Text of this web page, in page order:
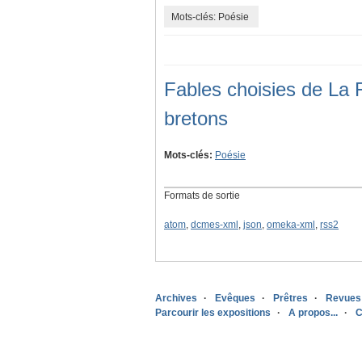
Mots-clés: Poésie
Fables choisies de La
bretons
Mots-clés: Poésie
Formats de sortie
atom, dcmes-xml , json, omeka-xml , rss2
Archives Evêques Prêtres Revues
Parcourir les expositions
A propos...